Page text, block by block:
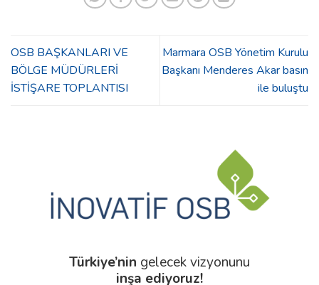
OSB BAŞKANLARI VE
BÖLGE MÜDÜRLERİ
İSTİŞARE TOPLANTISI
Marmara OSB Yönetim Kurulu
Başkanı Menderes Akar basın
ile buluştu
Türkiye’nin gelecek vizyonunu
inşa ediyoruz!